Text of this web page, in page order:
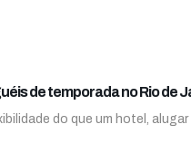
de temporada no Rio de
do que um hotel,